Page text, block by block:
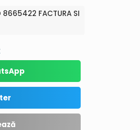
FACTURA SI